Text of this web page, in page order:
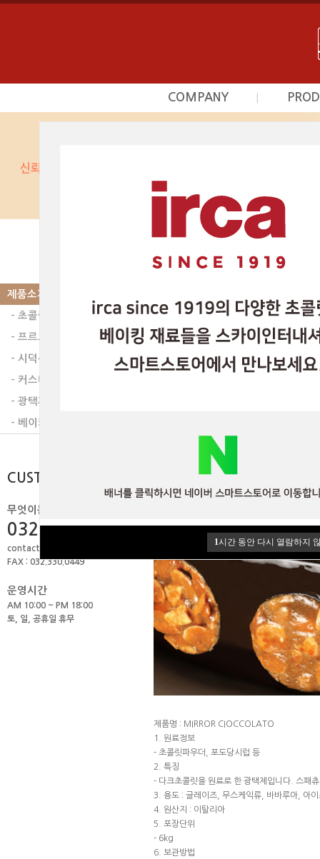
1시간 동안 다시 열람하지
COMPANY
회사소개
초
베이커
제품소개
- 초콜릿
- 프르트잼
- 시덕션라인
- 커스타드믹스
- 광택제
- 베이커리믹스
CUSTOMER
무엇이든 물어보세요.
032.506.1979
contact@skyint.co.kr
FAX : 032.330.0449
운영시간
AM 10:00 ~ PM 18:00
토, 일, 공휴일 휴무
이전글 다음글
제품명 : MIRROR CIOCCOLATO
1. 원료정보
- 초콜릿파우더, 포도당시럽 등
2. 특징
- 다크초콜릿을 원료로 한 광택제입니다. 스패
3. 용도 : 글레이즈, 무스케익류, 바바루아, 아
4. 원산지 : 이탈리아
5. 포장단위
- 6kg
6. 보관방법